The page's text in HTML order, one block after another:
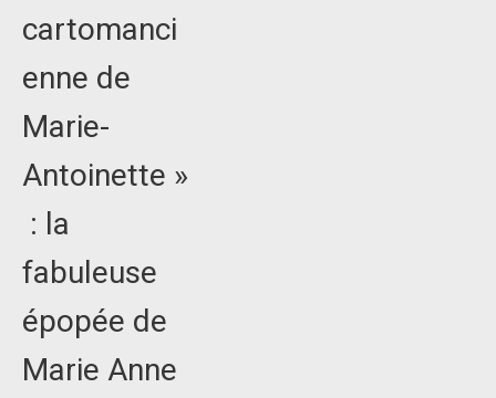
cartomanci
enne de
Marie-
Antoinette »
: la
fabuleuse
épopée de
Marie Anne